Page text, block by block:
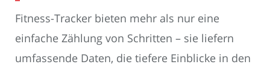
Fitness-Tracker bieten mehr als nur eine
einfache Zählung von Schritten – sie liefern
umfassende Daten, die tiefere Einblicke in den